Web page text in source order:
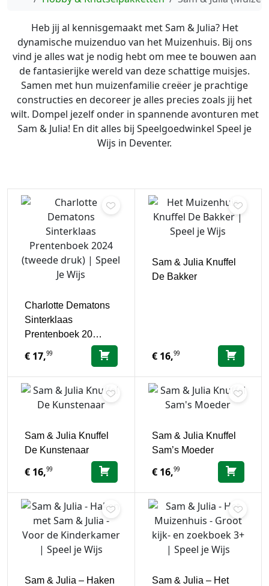
Heb jij al kennisgemaakt met Sam & Julia? Het
dynamische muizenduo van het Muizenhuis. Bij ons
vind je alles wat je nodig hebt om mee te bouwen aan
de fantasierijke wereld van deze schattige muisjes.
Samen met hun muizenfamilie creëer je prachtige
constructies en decoreer je alles precies zoals jij het
wilt. Dompel jezelf onder in spannende avonturen met
Sam & Julia! En dit alles bij Speelgoedwinkel Speel je
Wijs in Deventer.
Charlotte Dematons
Sinterklaas
Prentenboek 20…
€ 17,99
Sam & Julia Knuffel
De Bakker
€16,99
Sam & Julia Knuffel
De Kunstenaar
€ 16,99
Sam & Julia Knuffel
Sam’s Moeder
€16,99
Sam & Julia – Haken
Sam & Julia – Het